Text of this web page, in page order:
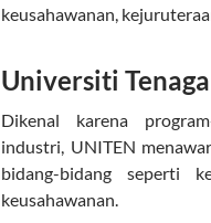
keusahawanan,
Universiti
Dikenal karena
industri, UNITEN
bidang-bidang seperti
keusahawanan.